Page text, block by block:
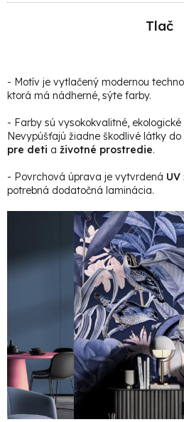
Tlač
- Motív je vytlačený modernou
ktorá má nádherné, sýte farby.
- Farby sú vysokokvalitné,
Nevypúšťajú žiadne škodlivé látky
pre deti a životné prostredie.
- Povrchová úprava je vytvrdená
potrebná dodatočná laminácia.